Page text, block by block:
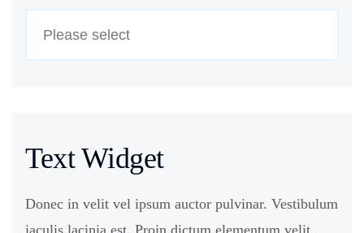
Text Widget
Donec in velit vel ipsum auctor pulvinar. Vestibulum